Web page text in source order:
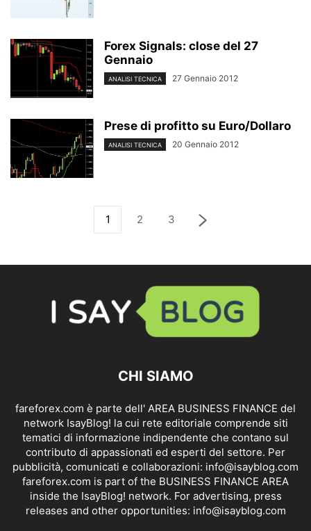
Forex Signals: close del 27
Gennaio
ANALISI TECNICA 27 Gennaio 2012
Prese di profitto su Euro/Dollaro
ANALISI TECNICA 20 Gennaio 2012
1 2 3
CHI SIAMO
fareforex.com è parte dell' AREA BUSINESS FINANCE del
network IsayBlog! la cui rete editoriale comprende siti
tematici di informazione indipendente che contano sul
contributo di appassionati ed esperti del settore. Per
pubblicità, comunicati e collaborazioni: info@isayblog.com
fareforex.com is part of the BUSINESS FINANCE AREA
inside the IsayBlog! network. For advertising, press
releases and other opportunities: info@isayblog.com